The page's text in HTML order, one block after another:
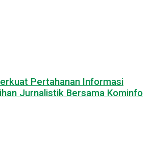
Pertahanan Informasi
Jurnalistik Bersama Kominfo